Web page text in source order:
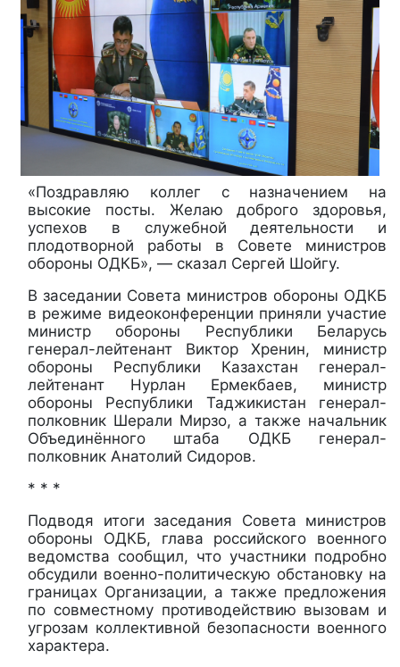
«Поздравляю коллег с назначением на
высокие посты. Желаю доброго здоровья,
успехов в служебной деятельности и
плодотворной работы в Совете министров
обороны ОДКБ», — сказал Сергей Шойгу.
В заседании Совета министров обороны ОДКБ
в режиме видеоконференции приняли участие
министр обороны Республики Беларусь
генерал-лейтенант Виктор Хренин, министр
обороны Республики Казахстан генерал-
лейтенант Нурлан Ермекбаев, министр
обороны Республики Таджикистан генерал-
полковник Шерали Мирзо, а также начальник
Объединённого штаба ОДКБ генерал-
полковник Анатолий Сидоров.
* * *
Подводя итоги заседания Совета министров
обороны ОДКБ, глава российского военного
ведомства сообщил, что участники подробно
обсудили военно-политическую обстановку на
границах Организации, а также предложения
по совместному противодействию вызовам и
угрозам коллективной безопасности военного
характера.